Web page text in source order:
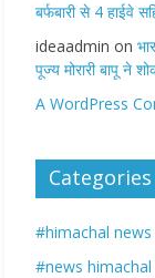
बर्फबारी से 4 हाईवे
ideaadmin on
पूज्य मोरारी बापू ने
A WordPress
Categories
#himachal news
#news himachal